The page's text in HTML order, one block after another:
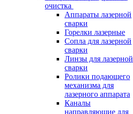
очистка
Аппараты лазерной
сварки
Горелки лазерные
Сопла для лазерной
сварки
Линзы для лазерной
сварки
Ролики подающего
механизма для
лазерного аппарата
Каналы
направляющие для